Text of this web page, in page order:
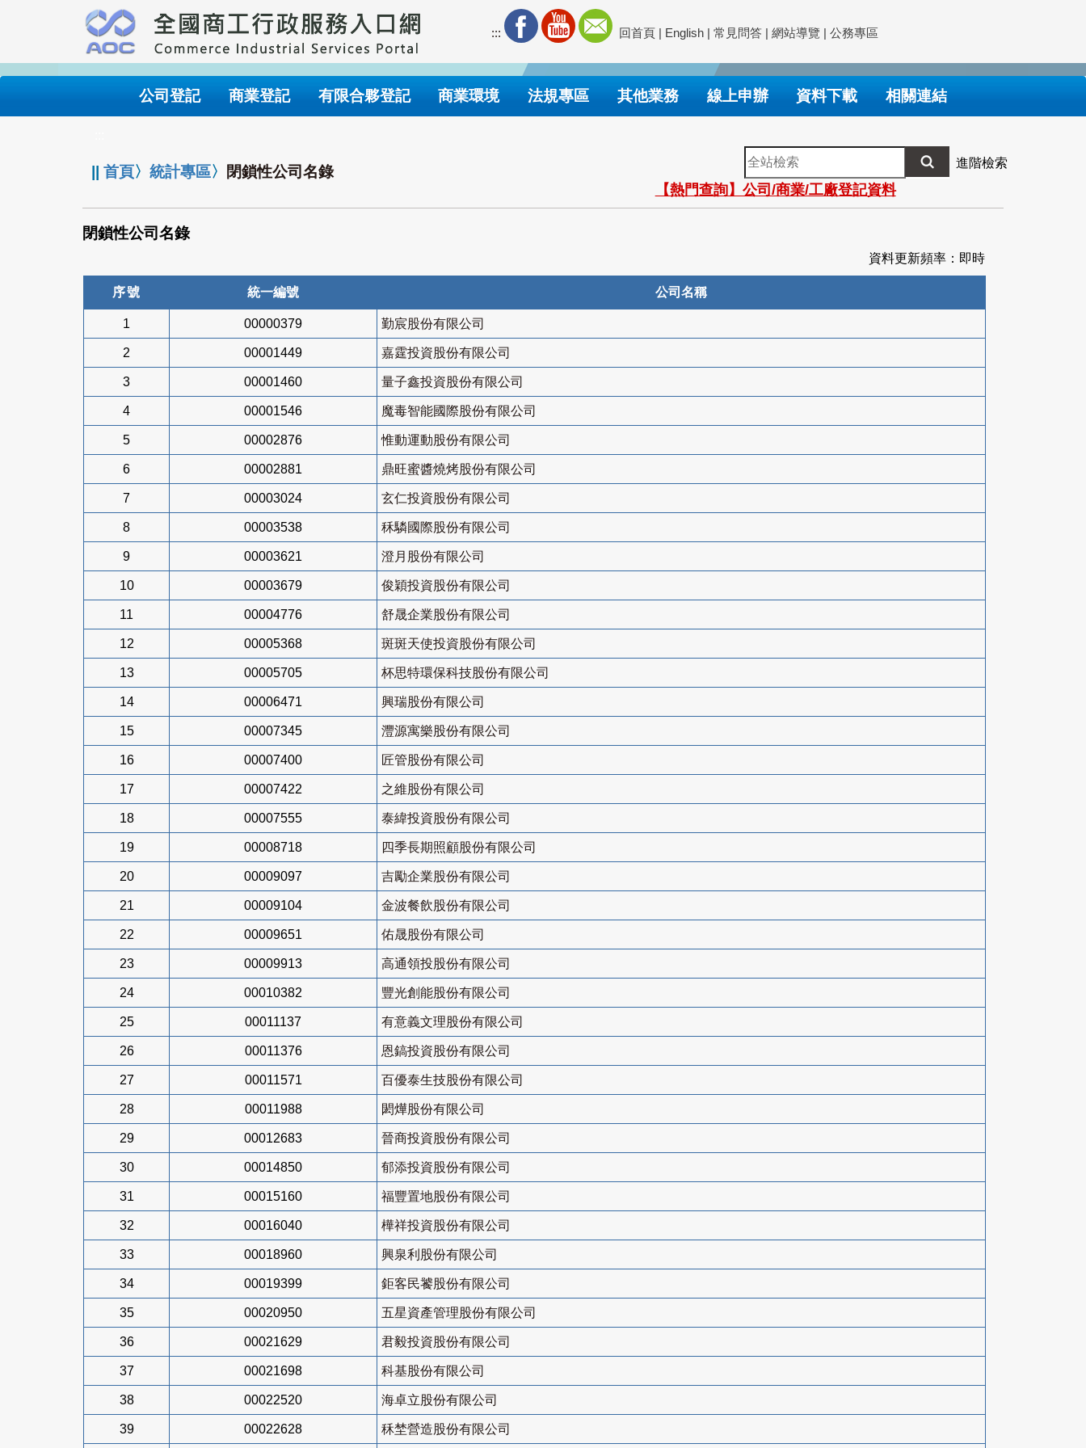
要
內
::: 回首頁 | English | 常見問答 | 網站導覽 | 公務專區
公司登記 商業登記 有限合夥登記 商業環境 法規專區 其他業務 線上申辦 資料下載 相關連結
||首頁〉統計專區〉 閉鎖性公司名錄
全
站
檢
索
進階檢索
【熱門查詢】公司/商業/工廠登記資料
閉鎖性公司名錄
資料更新頻率：即時
序號 統一編號 公司名稱
1 00000379 勤宸股份有限公司
2 00001449 嘉霆投資股份有限公司
3 00001460 量子鑫投資股份有限公司
4 00001546 魔毒智能國際股份有限公司
5 00002876 惟動運動股份有限公司
6 00002881 鼎旺蜜醬燒烤股份有限公司
7 00003024 玄仁投資股份有限公司
8 00003538 秝驎國際股份有限公司
9 00003621 澄月股份有限公司
10 00003679 俊穎投資股份有限公司
11 00004776 舒晟企業股份有限公司
12 00005368 斑斑天使投資股份有限公司
13 00005705 杯思特環保科技股份有限公司
14 00006471 興瑞股份有限公司
15 00007345 灃源寓樂股份有限公司
16 00007400 匠管股份有限公司
17 00007422 之維股份有限公司
18 00007555 泰緯投資股份有限公司
19 00008718 四季長期照顧股份有限公司
20 00009097 吉勵企業股份有限公司
21 00009104 金波餐飲股份有限公司
22 00009651 佑晟股份有限公司
23 00009913 高通領投股份有限公司
24 00010382 豐光創能股份有限公司
25 00011137 有意義文理股份有限公司
26 00011376 恩鎬投資股份有限公司
27 00011571 百優泰生技股份有限公司
28 00011988 閎燁股份有限公司
29 00012683 晉商投資股份有限公司
30 00014850 郁添投資股份有限公司
31 00015160 福豐置地股份有限公司
32 00016040 樺祥投資股份有限公司
33 00018960 興泉利股份有限公司
34 00019399 鉅客民饕股份有限公司
35 00020950 五星資產管理股份有限公司
36 00021629 君毅投資股份有限公司
37 00021698 科基股份有限公司
38 00022520 海卓立股份有限公司
39 00022628 秝埜營造股份有限公司